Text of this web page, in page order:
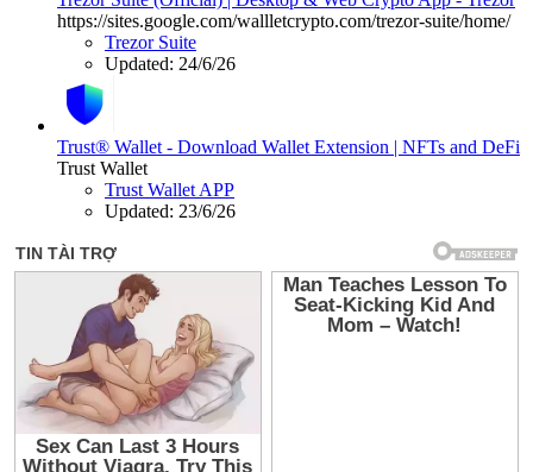
https://sites.google.com/wallletcrypto.com/trezor-suite/home/
Trezor Suite
Updated: 24/6/26
Trust® Wallet - Download Wallet Extension | NFTs and DeFi
Trust Wallet
Trust Wallet APP
Updated: 23/6/26